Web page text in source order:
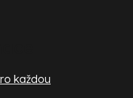
každou